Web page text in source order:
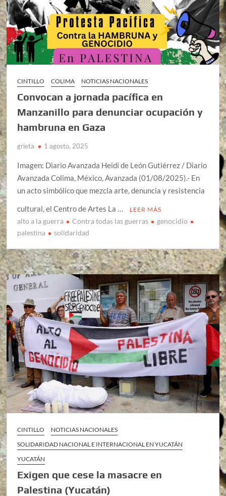
CINTILLO COLIMA NOTICIAS NACIONALES
Convocan a jornada pacífica en
Manzanillo para denunciar ocupación y
hambruna en Gaza
grieta 1 agosto, 2025
Imagen: Diario Avanzada Heidi de León Gutiérrez / Diario
Avanzada Colima, México, Avanzada (01/08/2025).- En
un acto simbólico que mezcla arte, denuncia y resistencia
cultural, el Centro de Artes La …
LEER MÁS
alto a la guerra Contra todas las guerras
genocidio
palestina
solidaridad
CINTILLO
NOTICIAS NACIONALES
SOLIDARIDAD NACIONAL E INTERNACIONAL EN YUCATÁN
YUCATÁN
Exigen que cese la masacre en
Palestina (Yucatán)